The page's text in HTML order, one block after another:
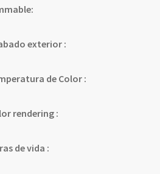
exterior :
de Color :
rendering :
de vida :